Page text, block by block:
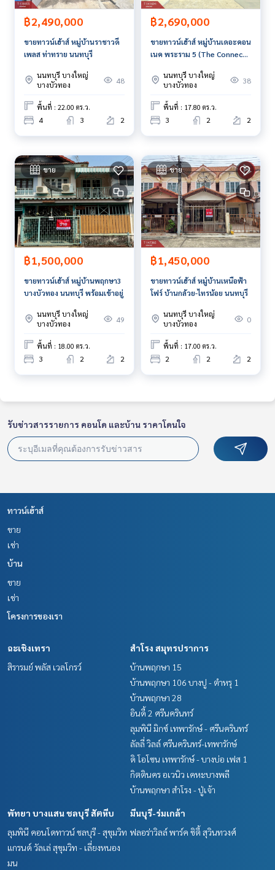
ราคา : 6,490,000 บาท
ลิงค์แผนที่ :https://maps.google.com/?q=13.80790600,10
0.42185900
กธนาคาร**
**พร้อมอัตราดอกเบี้ยพิเศษ และ วงเงินสูงสุด 90-100% ของราคา
ประเมิน**
สนใจสอบถามข้อมูลเพิ่มเติม หรือ นัดชมบ้านได้ที่
Tel :0958379111จิ๊ป (รหัสตัวแทน 7600)
Line ID : jeepy
Callcenter :02-047-4282
สนใจดูทรัพย์อื่นๆ เพิ่มเติม มากกว่า 3,000 รายการ
www.tb.co.th
The Best Property Agent CO,.LTD. ผู้นำด้านธุรกิจนายหน้า ตัวแ
ทนอสังหาริมทรัพย์ครบวงจร ด้วยความเป็นมืออาชีพ ใช้เทคโนโล
ยี และ นวัตกรรมที่สร้างสรรค์ เพื่อส่งมอบบริการที่ดีที่สุดเพื่อคุณ ใ
ห้บริการด้าน ซื้อ ขาย เช่า อสังหาริมทรัพย์
฿2,490,000
ขายทาวน์เฮ้าส์ หมู่บ้านราชาวดี
เพลส ท่าทราย นนทบุรี
นนทบุรี บางใหญ่
บางบัวทอง
48
พื้นที่ : 22.00 ตร.ว.
4 3 2
฿2,690,000
ขายทาวน์เฮ้าส์ หมู่บ้านเดอะคอน
เนค พระราม 5 (The Connect
นนทบุรี บางใหญ่
บางบัวทอง
38
พื้นที่ : 17.80 ตร.ว.
3 2 2
ขาย
฿1,500,000
ขายทาวน์เฮ้าส์ หมู่บ้านพฤกษา3
บางบัวทอง นนทบุรี พร้อมเข้าอยู่
นนทบุรี บางใหญ่
บางบัวทอง
49
พื้นที่ : 18.00 ตร.ว.
3 2 2
ขาย
฿1,450,000
ขายทาวน์เฮ้าส์ หมู๋บ้านเหนือฟ้า
โฟร์ บ้านกล้วย-ไทรน้อย นนทบุรี
นนทบุรี บางใหญ่
บางบัวทอง
0
พื้นที่ : 17.00 ตร.ว.
2 2 2
รับข่าวสารรายการ คอนโด และบ้าน ราคาโดนใจ
ทาวน์เฮ้าส์
ขาย
เช่า
บ้าน
ขาย
เช่า
โครงการของเรา
ฉะเชิงเทรา
สิรารมย์ พลัส เวลโกรว์
สำโรง สมุทรปราการ
บ้านพฤกษา 15
บ้านพฤกษา 106 บางปู - ตำหรุ 1
บ้านพฤกษา 28
อินดี้ 2 ศรีนครินทร์
ลุมพินี มิกซ์ เทพารักษ์ - ศรีนครินทร์
ลัลลี่ วิลล์ ศรีนครินทร์-เทพารักษ์
ดิ โอโซน เทพารักษ์ - บางบ่อ เฟส 1
กิตตินคร อเวนิว เคหะบางพลี
บ้านพฤกษา สำโรง - ปู่เจ้า
พัทยา บางแสน ชลบุรี สัตหีบ
ลุมพินี คอนโดทาวน์ ชลบุรี - สุขุมวิท
แกรนด์ วัลเล่ สุขุมวิท - เลี่ยงหนอง
มน
มีนบุรี-ร่มเกล้า
ฟลอร่าวิลล์ พาร์ค ซิตี้ สุวินทวงศ์